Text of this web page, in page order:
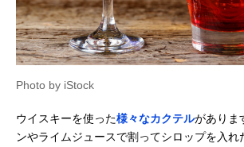
Photo by iStock
ウイスキーを使った様々なカクテルがありま
ンやライムジュースで割ってシロップを入れ